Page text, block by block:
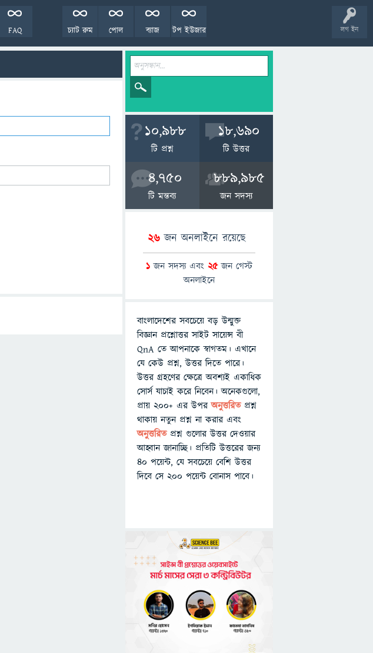
লগ ইন
FAQ টপ ইউজার
ব্যাজ
পোল
চ্যাট রুম
10,988
টি প্রশ্ন
18,690
টি উত্তর
4,750
টি মন্তব্য
889,985
জন সদস্য
26 জন অনলাইনে রয়েছে
1 জন সদস্য এবং 25জন গেস্ট
অনলাইনে
বাংলাদেশের সবচেয়ে বড় উন্মুক্ত
বিজ্ঞান প্রশ্নোত্তর সাইট সায়েন্স বী
QnA তে আপনাকে স্বাগতম। এখানে
যে কেউ প্রশ্ন, উত্তর দিতে পারে।
উত্তর গ্রহণের ক্ষেত্রে অবশ্যই একাধিক
সোর্স যাচাই করে নিবেন। অনেকগুলো,
প্রায় ২০০+ এর উপরঅনুত্তরিতপ্রশ্ন
থাকায় নতুন প্রশ্ন না করার এবং
অনুত্তরিত প্রশ্ন গুলোর উত্তর দেওয়ার
আহ্বান জানাচ্ছি। প্রতিটি উত্তরের জন্য
৪০ পয়েন্ট, যে সবচেয়ে বেশি উত্তর
দিবে সে ২০০ পয়েন্ট বোনাস পাবে।